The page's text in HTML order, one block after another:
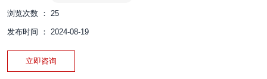
浏览次数 ： 25
发布时间 ： 2024-08-19
立即咨询